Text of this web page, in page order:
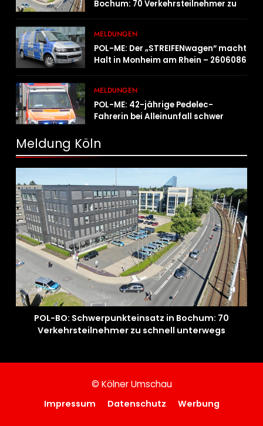
Bochum: 70 Verkehrsteilnehmer zu
MELDUNGEN
POL-ME: Der „STREIFENwagen“ macht
Halt in Monheim am Rhein – 2606086
MELDUNGEN
POL-ME: 42-jährige Pedelec-
Fahrerin bei Alleinunfall schwer
Meldung Köln
POL-BO: Schwerpunkteinsatz in Bochum: 70
Verkehrsteilnehmer zu schnell unterwegs
© Kölner Umschau
Impressum Datenschutz Werbung